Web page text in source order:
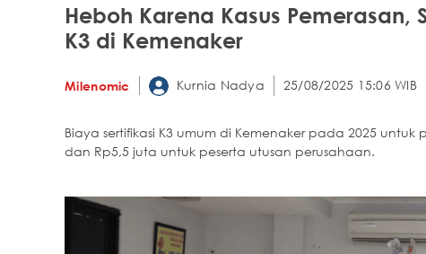
Heboh Karena Kasus Pemerasan,
K3 di Kemenaker
Milenomic Kurnia Nadya 25/08/2025 15:06 WIB
Biaya sertifikasi K3 umum di Kemenaker pada 2025
dan Rp5,5 juta untuk peserta utusan perusahaan.